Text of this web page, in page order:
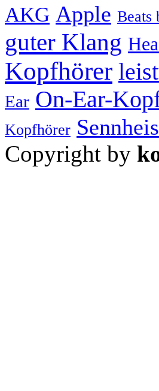
AKG Apple Beats
guter Klang
Kopfhörer
Ear On-Ear-
Kopfhörer
Copyright by